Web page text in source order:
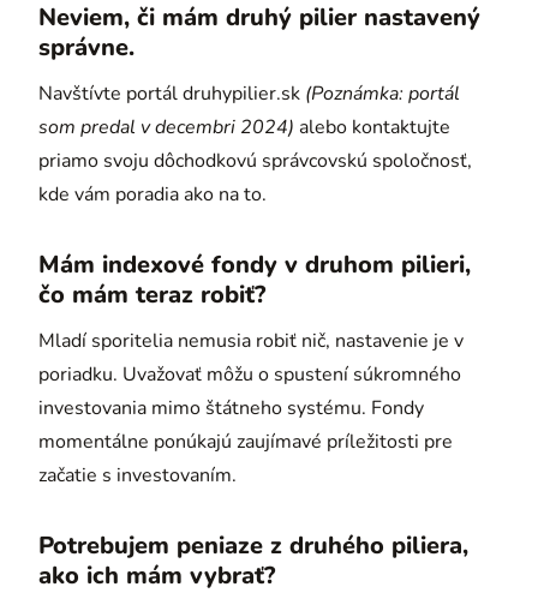
Neviem, či mám druhý pilier nastavený
správne.
Navštívte portál druhypilier.sk (Poznámka: portál
som predal v decembri 2024) alebo kontaktujte
priamo svoju dôchodkovú správcovskú spoločnosť,
kde vám poradia ako na to.
Mám indexové fondy v druhom pilieri,
čo mám teraz robiť?
Mladí sporitelia nemusia robiť nič, nastavenie je v
poriadku. Uvažovať môžu o spustení súkromného
investovania mimo štátneho systému. Fondy
momentálne ponúkajú zaujímavé príležitosti pre
začatie s investovaním.
Potrebujem peniaze z druhého piliera,
ako ich mám vybrať?